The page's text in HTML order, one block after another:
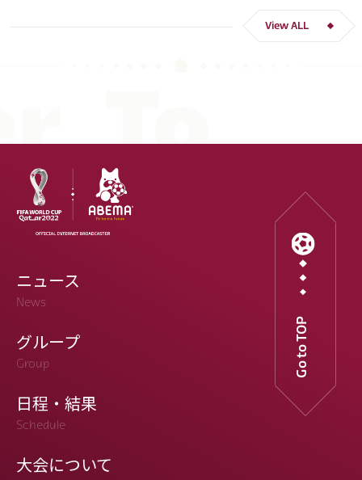
View ALL
ニュース
News
グループ
Group
日程・結果
Schedule
大会について
Go to TOP